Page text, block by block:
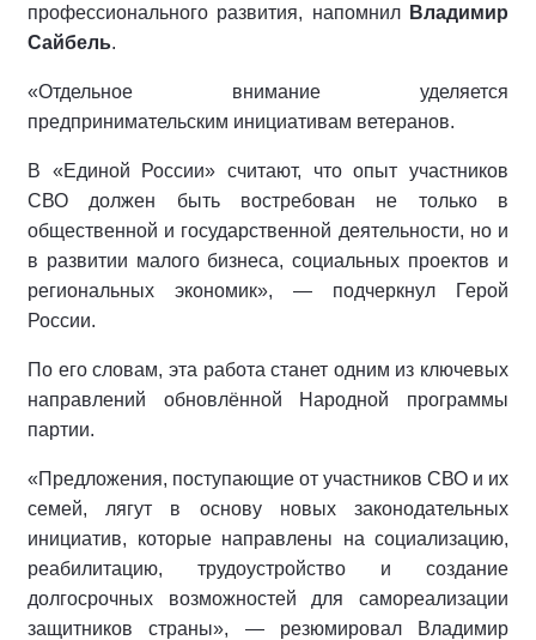
профессионального развития, напомнил Владимир
Сайбель.
«Отдельное внимание уделяется
предпринимательским инициативам ветеранов.
В «Единой России» считают, что опыт участников
СВО должен быть востребован не только в
общественной и государственной деятельности, но и
в развитии малого бизнеса, социальных проектов и
региональных экономик», — подчеркнул Герой
России.
По его словам, эта работа станет одним из ключевых
направлений обновлённой Народной программы
партии.
«Предложения, поступающие от участников СВО и их
семей, лягут в основу новых законодательных
инициатив, которые направлены на социализацию,
реабилитацию, трудоустройство и создание
долгосрочных возможностей для самореализации
защитников страны», — резюмировал Владимир